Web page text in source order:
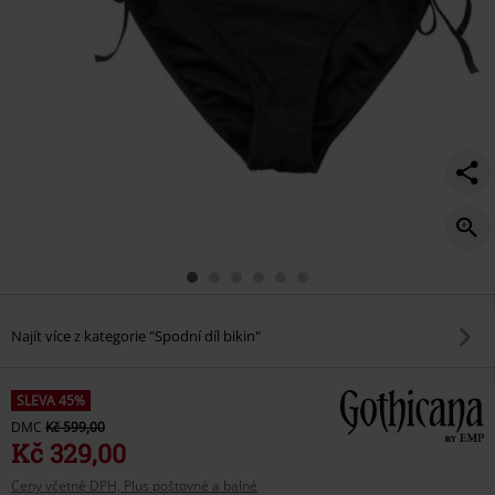
Najít více z kategorie "Spodní díl bikin"
SLEVA 45%
DMC Kč 599,00
Kč 329,00
Ceny včetně DPH, Plus poštovné a balné